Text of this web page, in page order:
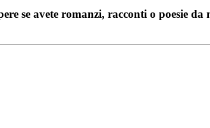
se avete romanzi, racconti o poesie